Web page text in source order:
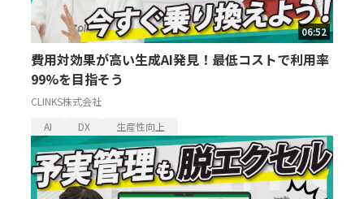
06:52
費用対効果が高い生成AI発見！最低コストで利用率
99%を目指そう
CLINKS株式会社
AI
DX 生産性向上